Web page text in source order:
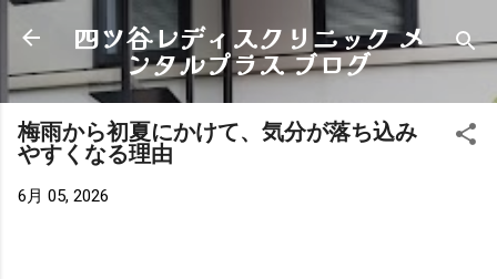
スキップしてメイン コンテンツに移動
四ツ谷レディスクリニック メ
ンタルプラス ブログ
梅雨から初夏にかけて、気分が落ち込み
やすくなる理由
6月 05, 2026